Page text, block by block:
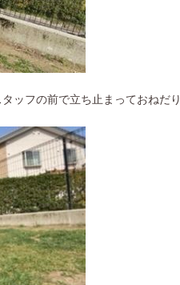
ッフの前で立ち止まっておねだ